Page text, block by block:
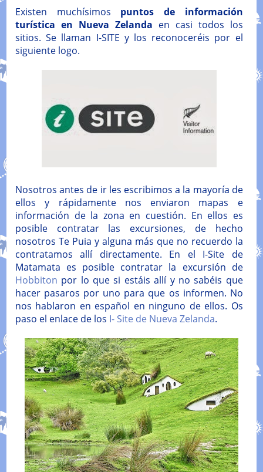
Existen muchísimos puntos de información
turística en Nueva Zelanda en casi todos los
sitios. Se llaman I-SITE y los reconoceréis por el
siguiente logo.
Nosotros antes de ir les escribimos a la mayoría de
ellos y rápidamente nos enviaron mapas e
información de la zona en cuestión. En ellos es
posible contratar las excursiones, de hecho
nosotros Te Puia y alguna más que no recuerdo la
contratamos allí directamente. En el I-Site de
Matamata es posible contratar la excursión de
Hobbiton por lo que si estáis allí y no sabéis que
hacer pasaros por uno para que os informen. No
nos hablaron en español en ninguno de ellos. Os
paso el enlace de los I- Site de Nueva Zelanda.